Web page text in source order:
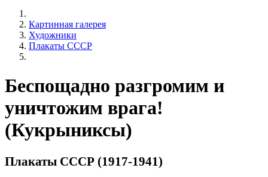
Картинная галерея
Художники
Плакаты СССР
Беспощадно разгромим и
уничтожим врага!
(Кукрыниксы)
Плакаты СССР (1917-1941)